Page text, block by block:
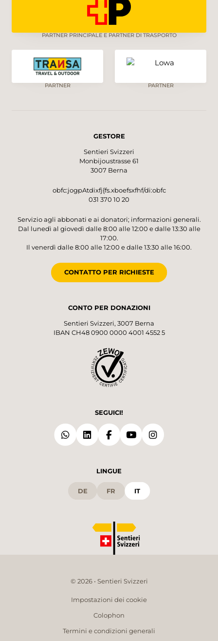
PARTNER PRINCIPALE E PARTNER DI TRASPORTO
PARTNER PARTNER
GESTORE
Sentieri Svizzeri
Monbijoustrasse 61
3007 Berna
obfc:jogpAtdixfj{fs.xboefsxfhf/di:obfc
031 370 10 20
Servizio agli abbonati e ai donatori; informazioni generali.
Dal lunedì al giovedì dalle 8:00 alle 12:00 e dalle 13:30 alle
17:00.
Il venerdì dalle 8:00 alle 12:00 e dalle 13:30 alle 16:00.
CONTATTO PER RICHIESTE
CONTO PER DONAZIONI
Sentieri Svizzeri, 3007 Berna
IBAN CH48 0900 0000 4001 4552 5
SEGUICI!
LINGUE
DE FR IT
© 2026 • Sentieri Svizzeri
Impostazioni dei cookie
Colophon
Termini e condizioni generali